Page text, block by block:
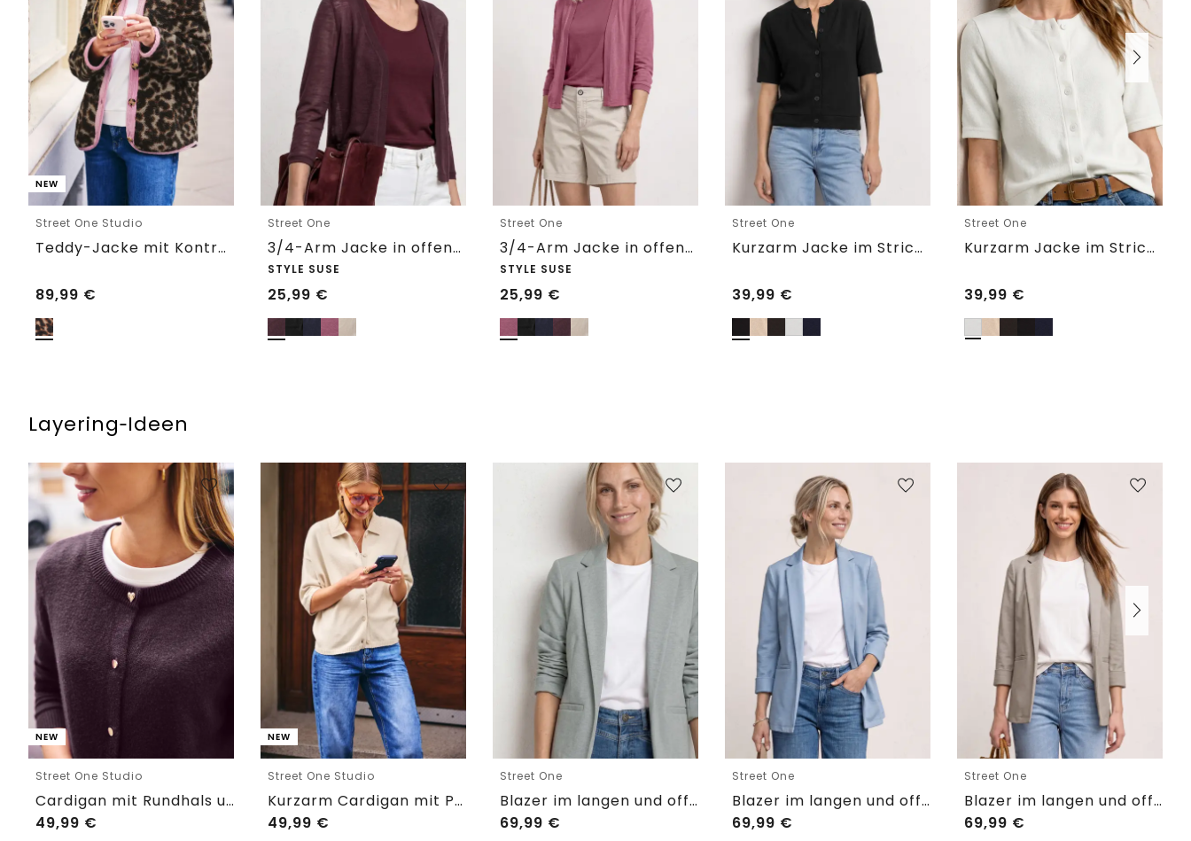
NEW
Street One Studio
Teddy-Jacke mit Kontrastdetail
89,99 €
Street One
3/4-Arm Jacke in offener Passform
STYLE SUSE
25,99 €
Street One
3/4-Arm Jacke in offener Passform
STYLE SUSE
25,99 €
Street One
Kurzarm Jacke im Strick-Look
39,99 €
Street One
Kurzarm Jacke im Strick-Look
39,99 €
Layering‑Ideen
NEW
Street One Studio
Cardigan mit Rundhals und Knöpfen
49,99 €
NEW
Street One Studio
Kurzarm Cardigan mit Polokragen
49,99 €
Street One
Blazer im langen und offenen Schnitt
69,99 €
Street One
Blazer im langen und offenen Schnitt
69,99 €
Street One
Blazer im langen und offenen Schnitt
69,99 €